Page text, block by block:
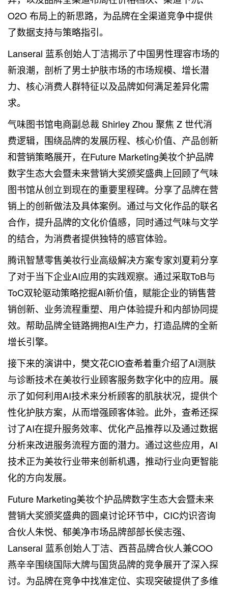
O2O 布局上的新思路，为品牌在全渠道竞争中提供
了数据支持与策略指引。
Lanseral 蓝系创始人丁洁揭示了中国男性理容市场的
新浪潮，剖析了男士护肤市场的市场规模、增长潜
力、核心消费人群特征以及品牌如何满足差异化需
求。
气味图书馆电商副总裁 Shirley Zhou 聚焦 Z 世代消
费逻辑，围绕品牌的发展历程、核心价值、产品创新
和营销策略展开，在Future Marketing美妆个护品牌
数字生态大会暨未来营销大奖颁奖盛典上回顾了气味
图书馆从创立到现在的重要里程碑。分享了品牌在营
销上的创新做法及具体案例。通过与文化作品的联名
合作，提升品牌的文化价值感，同时通过气味与文学
的结合，为消费者提供独特的感官体验。
腾讯智慧零售美妆行业高级解决方案专家刘夏莉分享
了对于当下企业AI应用的实践观察。通过采取ToB与
ToC双轮驱动策略挖掘AI新价值，赋能企业的销售营
销创新、业务流程重塑、用户体验提升和内部协同提
效。帮助品牌全链路拥抱AI生产力，打造品牌的全新
增长引擎。
接下来的演讲中，樊文花CIO查希着重介绍了AI测肤
与诊断技术在美妆行业顾客服务数字化中的应用。展
示了如何利用AI技术来分析顾客的肌肤状况，提供个
性化护肤方案，从而增强顾客体验。此外，查希还探
讨了AI在提升服务效率、优化产品推荐以及通过数据
分析来改进服务流程方面的潜力。通过这些应用，AI
技术正为美妆行业带来创新机遇，推动行业向更智能
化的方向发展。
Future Marketing美妆个护品牌数字生态大会暨未来
营销大奖颁奖盛典的圆桌讨论环节中，CIC灼识咨询
合伙人朱悦、郁美净市场品牌部部长侯志强、
Lanseral 蓝系创始人丁洁、西苔品牌合伙人兼COO
燕辛辛围绕国际大牌与国货品牌的竞争展开了深入探
讨。为品牌在竞争中找准定位、实现突破提供了多维